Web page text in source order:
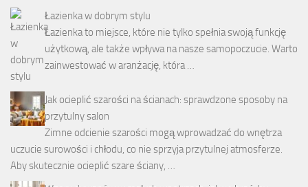
Łazienka w dobrym stylu
Łazienka to miejsce, które nie tylko spełnia swoją funkcję
użytkową, ale także wpływa na nasze samopoczucie. Warto
zainwestować w aranżację, która …
Jak ocieplić szarości na ścianach: sprawdzone sposoby na
przytulny salon
Zimne odcienie szarości mogą wprowadzać do wnętrza
uczucie surowości i chłodu, co nie sprzyja przytulnej atmosferze.
Aby skutecznie ocieplić szare ściany, …